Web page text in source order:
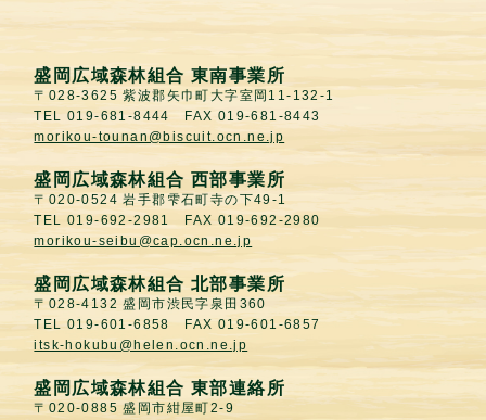
盛岡広域森林組合 東南事業所
〒028-3625 紫波郡矢巾町大字室岡11-132-1
TEL 019-681-8444 FAX 019-681-8443
morikou-tounan@biscuit.ocn.ne.jp
盛岡広域森林組合 西部事業所
〒020-0524 岩手郡雫石町寺の下49-1
TEL 019-692-2981 FAX 019-692-2980
morikou-seibu@cap.ocn.ne.jp
盛岡広域森林組合 北部事業所
〒028-4132 盛岡市渋民字泉田360
TEL 019-601-6858 FAX 019-601-6857
itsk-hokubu@helen.ocn.ne.jp
盛岡広域森林組合 東部連絡所
〒020-0885 盛岡市紺屋町2-9